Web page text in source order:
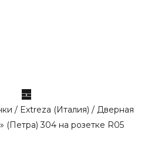
/ Extreza (Италия) / Дверная
(Петра) 304 на розетке R05